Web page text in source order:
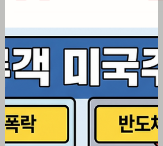
기준) 미국과 이란의 상호 군사 타격 중단
및 오만의 호르무즈 해협 공동 관리 제안에
WTI 유가가 4% 이상 급락하며 인플레이션
안도감 제공 코카콜라, 셔윈윌리엄스, 보잉
등 전통 우량주들의 훌륭한 실적에 힘입어
다우지수가 537포인트 이상 급등하며 4주
만에 최고 상승률 기록 중국의 독자적 DUV
노광 장비 개발 보도와 AI 자본 지출 수익
성 회의론이 겹치며 필라델피아 반도체 지
수가 4.49% 급락하고 아시아 칩 주식 투매